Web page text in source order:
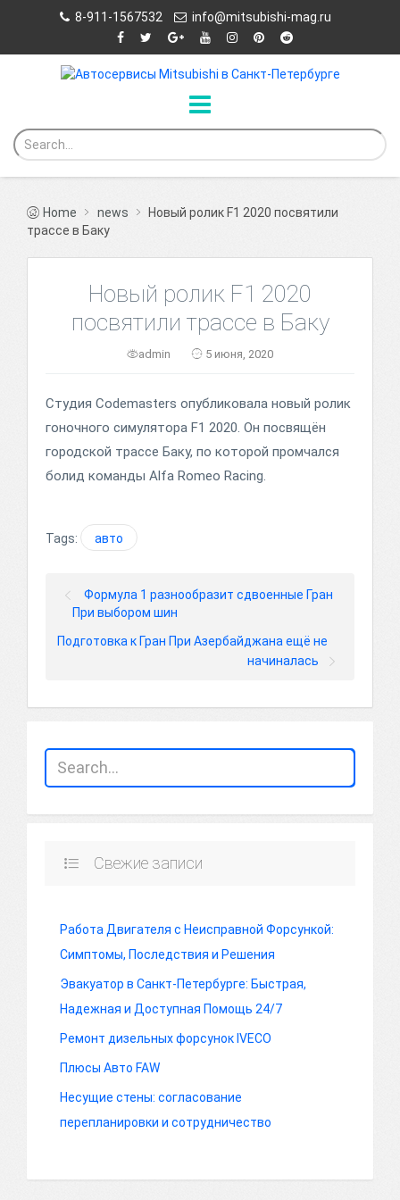
8-911-1567532 info@mitsubishi-mag.ru
Home news
Новый ролик F1 2020 посвятили
трассе в Баку
Новый ролик F1 2020
посвятили трассе в Баку
admin 5 июня, 2020
Студия Codemasters опубликовала новый ролик
гоночного симулятора F1 2020. Он посвящён
городской трассе Баку, по которой промчался
болид команды Alfa Romeo Racing.
Tags: авто
Формула 1 разнообразит сдвоенные Гран
При выбором шин
Подготовка к Гран При Азербайджана ещё не
начиналась
Свежие записи
Работа Двигателя с Неисправной Форсункой:
Симптомы, Последствия и Решения
Эвакуатор в Санкт-Петербурге: Быстрая,
Надежная и Доступная Помощь 24/7
Ремонт дизельных форсунок IVECO
Плюсы Авто FAW
Несущие стены: согласование
перепланировки и сотрудничество